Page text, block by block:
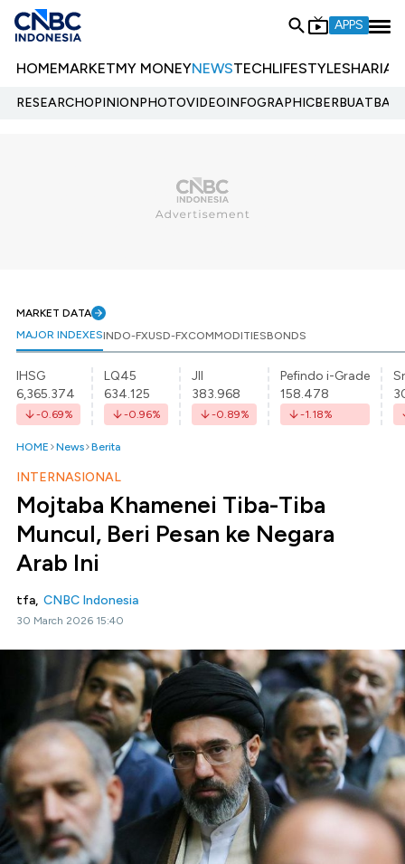
APPS
HOMEMARKETMY MONEYNEWSTECHLIFESTYLESHARIA
RESEARCHOPINIONPHOTOVIDEOINFOGRAPHIC
MARKET DATA
MAJOR INDEXESINDO-FXUSD-FXCOMMODITIESBONDS
IHSG
6,365.374
-0.69%
LQ45
634.125
-0.96%
JII
383.968
-0.89%
Pefindo i-Grade
158.478
-1.18%
HOME News Berita
INTERNASIONAL
Mojtaba Khamenei Tiba-Tiba
Muncul, Beri Pesan ke Negara
Arab Ini
tfa, CNBC Indonesia
30 March 2026 15:40